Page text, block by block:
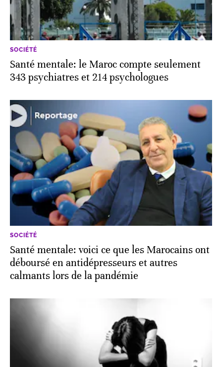
SOCIÉTÉ
Santé mentale: le Maroc compte seulement
343 psychiatres et 214 psychologues
SOCIÉTÉ
Santé mentale: voici ce que les Marocains ont
déboursé en antidépresseurs et autres
calmants lors de la pandémie